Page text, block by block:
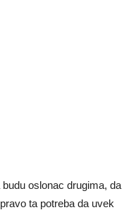
oslonac drugima, da
ta potreba da uvek